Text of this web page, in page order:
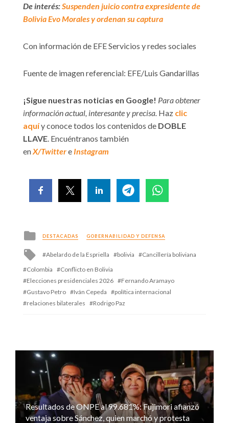
De interés:Suspenden juicio contra expresidente de
Bolivia Evo Morales y ordenan su captura
Con información de EFE Servicios y redes sociales
Fuente de imagen referencial: EFE/Luis Gandarillas
¡Sigue nuestras noticias en Google! Para obtener
información actual, interesante y precisa. Haz clic
aquíy conoce todos los contenidos de DOBLE
LLAVE . Encuéntranos también
en X/Twittere Instagram
Posted
in
DESTACADAS GOBERNABILIDAD Y DEFENSA
Tagged
with
Abelardo de la Espriella bolivia
Cancillería boliviana
Colombia
Conflicto en Bolivia
Elecciones presidenciales 2026
Fernando Aramayo
Gustavo Petro
Iván Cepeda
política internacional
relaciones bilaterales
Rodrigo Paz
Resultados de ONPE al 99.681%: Fujimori afianzó
ventaja sobre Sánchez, quien marchó y protesta